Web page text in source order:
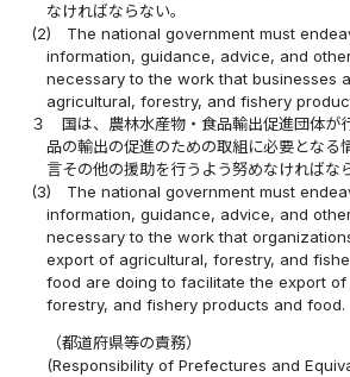
なければならない。
(2)
The national government must
information, guidance, advice, and
necessary to the work that businesses
agricultural, forestry, and fishery
３
国は、農林水産物・食品輸出促進団体が
品の輸出の促進のための取組に必要となる
言その他の援助を行うよう努めなければな
(3)
The national government must
information, guidance, advice, and
necessary to the work that
export of agricultural, forestry, and
food are doing to facilitate the export
forestry, and fishery products and food.
（都道府県等の責務）
(Responsibility of Prefectures and